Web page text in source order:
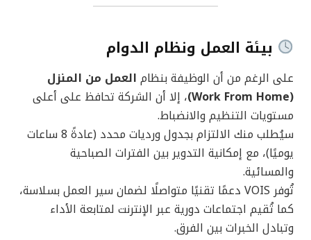
بيئة العمل ونظام الدوام
على الرغم من أن الوظيفة بنظام العمل من المنزل
(Work From Home)
، إلا أن الشركة تحافظ على أعلى
مستويات التنظيم والانضباط.
سيُطلب منك الالتزام بجدول ورديات محدد (عادةً 8 ساعات
يوميًا)، مع إمكانية التدوير بين الفترات الصباحية
والمسائية.
تُوفر VOIS دعمًا تقنيًا متواصلًا لضمان سير العمل بسلاسة،
كما تُقيم اجتماعات دورية عبر الإنترنت لمتابعة الأداء
وتبادل الخبرات بين الفرق.